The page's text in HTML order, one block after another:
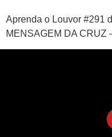
Aprenda o Louvor #291
MENSAGEM DA CRUZ